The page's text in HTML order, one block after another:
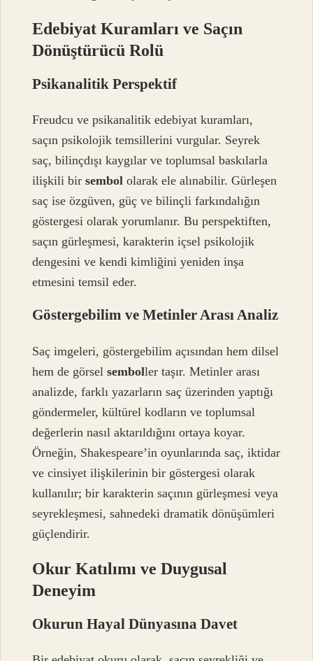
Edebiyat Kuramları ve Saçın
Dönüştürücü Rolü
Psikanalitik Perspektif
Freudcu ve psikanalitik edebiyat kuramları,
saçın psikolojik temsillerini vurgular. Seyrek
saç, bilinçdışı kaygılar ve toplumsal baskılarla
ilişkili birsembol olarak ele alınabilir. Gürleşen
saç ise özgüven, güç ve bilinçli farkındalığın
göstergesi olarak yorumlanır. Bu perspektiften,
saçın gürleşmesi, karakterin içsel psikolojik
dengesini ve kendi kimliğini yeniden inşa
etmesini temsil eder.
Göstergebilim ve Metinler Arası Analiz
Saç imgeleri, göstergebilim açısından hem dilsel
hem de görselsemboller taşır. Metinler arası
analizde, farklı yazarların saç üzerinden yaptığı
göndermeler, kültürel kodların ve toplumsal
değerlerin nasıl aktarıldığını ortaya koyar.
Örneğin, Shakespeare’in oyunlarında saç, iktidar
ve cinsiyet ilişkilerinin bir göstergesi olarak
kullanılır; bir karakterin saçının gürleşmesi veya
seyrekleşmesi, sahnedeki dramatik dönüşümleri
güçlendirir.
Okur Katılımı ve Duygusal
Deneyim
Okurun Hayal Dünyasına Davet